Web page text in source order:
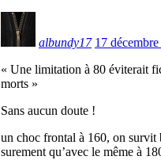
albundy17 17
« Une limitation à 80 éviterait
morts »
Sans aucun doute !
un choc frontal à 160, on survit
surement qu’avec le même à